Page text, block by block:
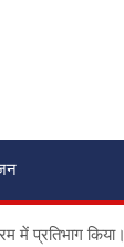
में प्रतिभाग किया।